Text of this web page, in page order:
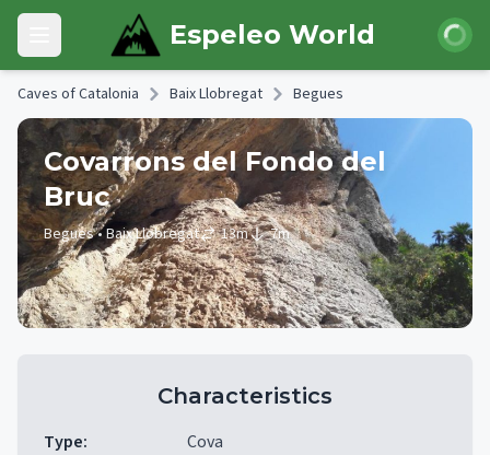
Skip to main content
Open main menu Espeleo World Login
Caves of Catalonia Baix Llobregat Begues
Covarrons del Fondo del
Bruc
Begues• Baix Llobregat 13m 7m
Characteristics
Type:
Cova